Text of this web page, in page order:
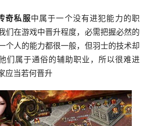
奇私服中属于一个没有进犯能力的职
们在游戏中晋升程度，必需把握必然的
个人的能力都很一般，但羽士的技术却
们属于通俗的辅助职业，所以很难进
应当若何晋升